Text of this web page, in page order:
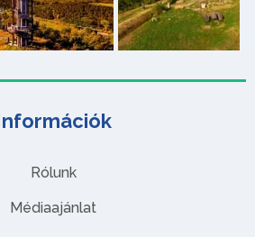
Rólunk
Médiaajánlat